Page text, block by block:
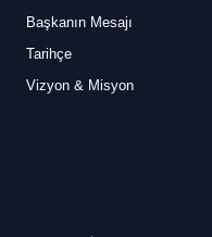
Başkanın Mesajı
Tarihçe
Vizyon & Misyon